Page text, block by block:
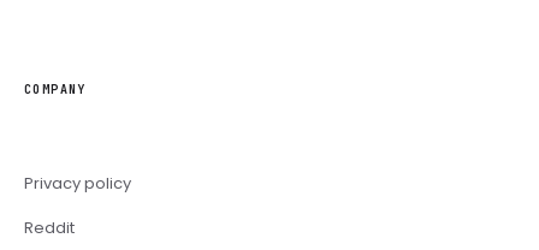
COMPANY
Privacy policy
Reddit